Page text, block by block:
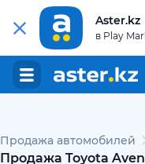
Aster.kz
в Play
Продажа автомобилей
Продажа Toyota